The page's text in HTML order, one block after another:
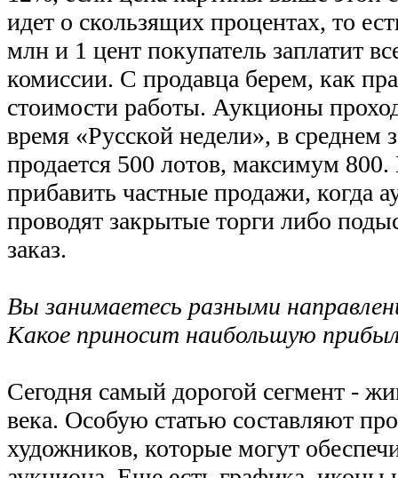
идет о скользящих процентах, то
млн и 1 цент покупатель заплатит
комиссии. С продавца берем, как
стоимости работы. Аукционы
время «Русской недели», в среднем
продается 500 лотов, максимум
прибавить частные продажи, когда
проводят закрытые торги либо
заказ.
Вы занимаетесь разными
Какое приносит наибольшую
Сегодня самый дорогой сегмент -
века. Особую статью составляют
художников, которые могут